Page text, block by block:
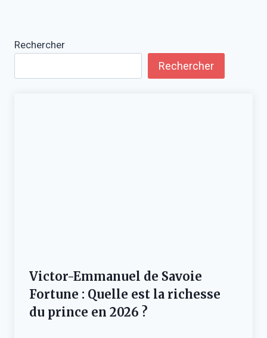
Rechercher
Rechercher
Victor-Emmanuel de Savoie
Fortune : Quelle est la richesse
du prince en 2026 ?